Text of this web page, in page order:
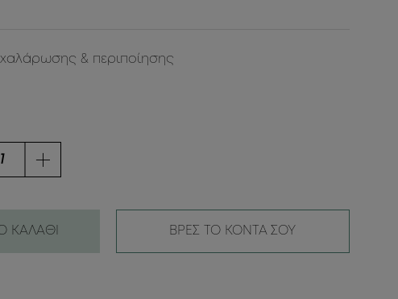
& περιποίησης
ΚΑΛΑΘΙ ΒΡΕΣ ΤΟ ΚΟΝΤΑ ΣΟΥ